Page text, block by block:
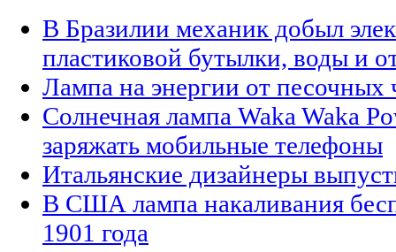
В Бразилии механик добыл
пластиковой бутылки, воды и
Лампа на энергии от песочных
Солнечная лампа Waka Waka
заряжать мобильные телефоны
Итальянские дизайнеры
В США лампа накаливания
1901 года